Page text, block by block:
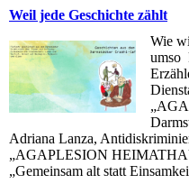
Weil jede Geschichte zählt
Wie
umso
Adriana Lanza,
„AGAPLESION
„Gemeinsam alt statt